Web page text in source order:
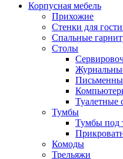
Корпусная мебель
Прихожие
Стенки для
Спальные
Столы
Туалетные
Тумбы
Тумбы под
Комоды
Трельяжи